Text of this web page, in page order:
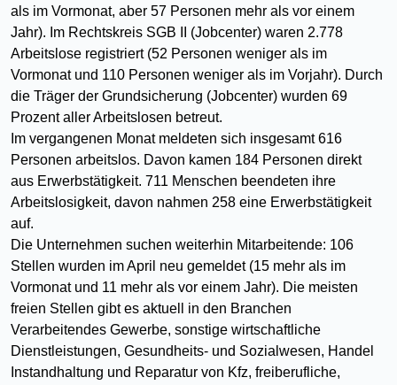
als im Vormonat, aber 57 Personen mehr als vor einem
Jahr). Im Rechtskreis SGB II (Jobcenter) waren 2.778
Arbeitslose registriert (52 Personen weniger als im
Vormonat und 110 Personen weniger als im Vorjahr). Durch
die Träger der Grundsicherung (Jobcenter) wurden 69
Prozent aller Arbeitslosen betreut.
Im vergangenen Monat meldeten sich insgesamt 616
Personen arbeitslos. Davon kamen 184 Personen direkt
aus Erwerbstätigkeit. 711 Menschen beendeten ihre
Arbeitslosigkeit, davon nahmen 258 eine Erwerbstätigkeit
auf.
Die Unternehmen suchen weiterhin Mitarbeitende: 106
Stellen wurden im April neu gemeldet (15 mehr als im
Vormonat und 11 mehr als vor einem Jahr). Die meisten
freien Stellen gibt es aktuell in den Branchen
Verarbeitendes Gewerbe, sonstige wirtschaftliche
Dienstleistungen, Gesundheits- und Sozialwesen, Handel
Instandhaltung und Reparatur von Kfz, freiberufliche,